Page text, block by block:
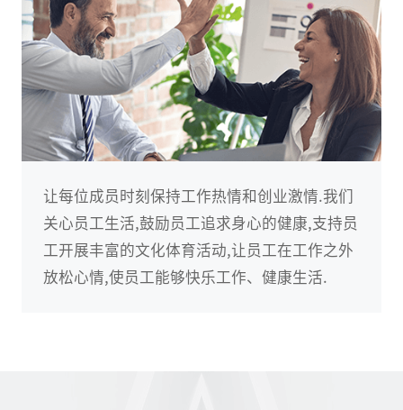
让每位成员时刻保持工作热情和创业激情.我们
关心员工生活,鼓励员工追求身心的健康,支持员
工开展丰富的文化体育活动,让员工在工作之外
放松心情,使员工能够快乐工作、健康生活.